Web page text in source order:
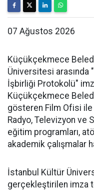
07 Ağustos 2026
Küçükçekmece
Üniversitesi arasında
İşbirliği Protokolü"
Küçükçekmece
gösteren Film Ofisi
Radyo, Televizyon ve
eğitim programları,
akademik çalışmalar
İstanbul Kültür
gerçekleştirilen imza